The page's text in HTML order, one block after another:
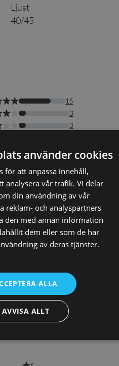
Ljust
40/45
använder cookies
för att anpassa innehåll,
analysera vår trafik. Vi delar
din användning av vår
reklam- och analyspartners
den med annan information
dem eller som de har
av deras tjänster.
ALLA
AVVISA ALLT